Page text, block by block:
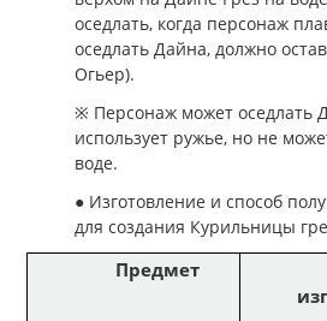
оседлать, когда персонаж
оседлать Дайна, должно
Огьер).
※ Персонаж может оседлать
использует ружье, но не
воде.
● Изготовление и способ
для создания Курильницы
Предмет